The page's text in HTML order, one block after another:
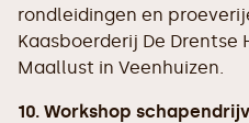
rondleidingen en
Kaasboerderij De Drentse
Maallust in Veenhuizen.
10. Workshop